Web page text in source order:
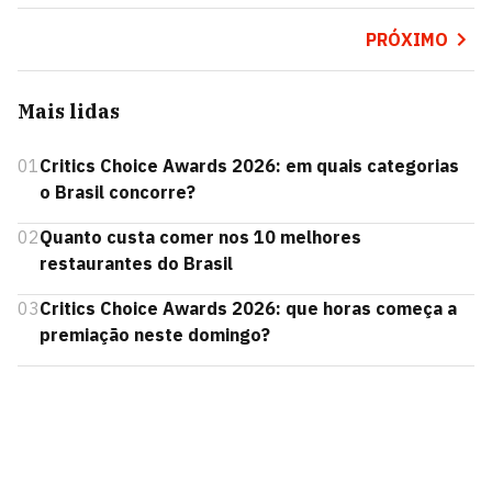
PRÓXIMO
Mais lidas
01Critics Choice Awards 2026: em quais categorias
o Brasil concorre?
02Quanto custa comer nos 10 melhores
restaurantes do Brasil
03Critics Choice Awards 2026: que horas começa a
premiação neste domingo?